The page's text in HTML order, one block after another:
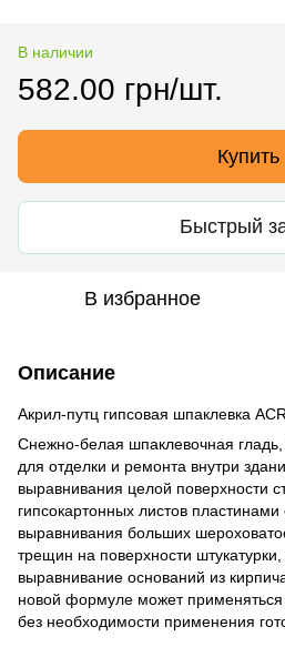
В наличии
582.00 грн/шт.
Купить
Быстрый
В избранное
Описание
Акрил-путц гипсовая шпаклевка
Снежно-белая шпаклевочная гладь,
для отделки и ремонта внутри
выравнивания целой поверхности
гипсокартонных листов
выравнивания больших
трещин на поверхности
выравнивание оснований из
новой формуле может применяться
без необходимости применения